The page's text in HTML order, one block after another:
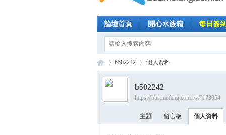
論壇首頁 開心水族箱 每日簽到
›
b502242 個人資料
b502242
https://bbs.mofang.com.tw/?173054
主題 留言板 個人資料